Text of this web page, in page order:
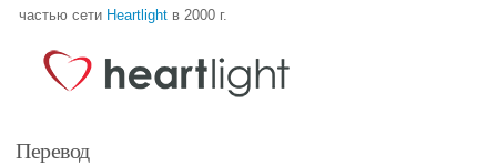
частью сети Heartlight в 2000 г.
Перевод